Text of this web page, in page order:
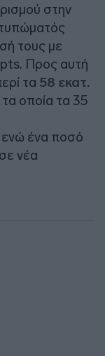
στην
τους με
Προς αυτή
τα 58 εκατ.
οποία τα 35
ενώ ένα ποσό
νέα